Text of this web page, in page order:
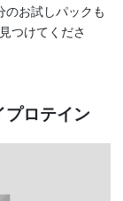
のお試しパックも
つけてくださ
ロテイン